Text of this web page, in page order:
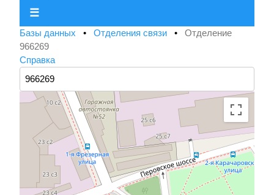
☰
Базы данных • Отделения связи • Отделение
966269
Справка